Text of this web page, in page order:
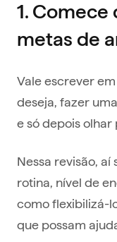
1. Comece
metas de
Vale escrever
deseja, fazer
e só depois olhar
Nessa revisão,
rotina, nível de
como flexibilizá-
que possam